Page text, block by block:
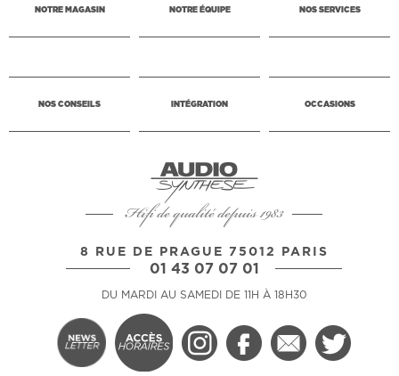
NOTRE MAGASIN NOTRE ÉQUIPE NOS SERVICES
NOS CONSEILS INTÉGRATION OCCASIONS
Hifi de qualité depuis 1983
8 RUE DE PRAGUE 75012 PARIS
01 43 07 07 01
DU MARDI AU SAMEDI DE 11H À 18H30